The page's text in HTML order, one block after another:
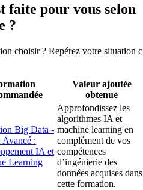
faite pour vous selon
?
choisir ? Repérez votre situation
Valeur ajoutée
obtenue
Big Data -
:
IA et
Learning
Approfondissez les
algorithmes IA et
machine learning en
complément de vos
compétences
d’ingénierie des
données acquises dans
cette formation.